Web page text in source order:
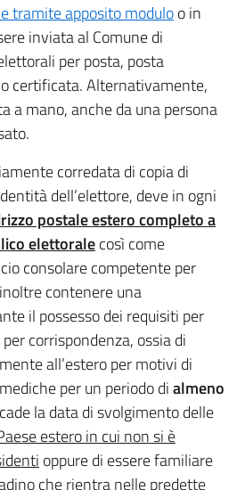
tramite apposito moduloo in
inviata al Comune di
per posta, posta
certificata. Alternativamente,
a mano, anche da una persona
corredata di copia di
dell’elettore, deve in ogni
postale estero completo a
elettoralecosì come
consolare competente per
contenere una
il possesso dei requisiti per
corrispondenza, ossia di
all’estero per motivi di
per un periodo dialmeno
la data di svolgimento delle
estero in cui non si è
oppure di essere familiare
che rientra nelle predette